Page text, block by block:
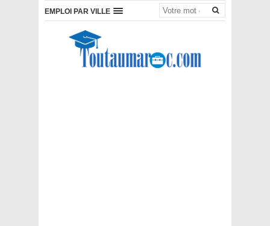
EMPLOI PAR VILLE